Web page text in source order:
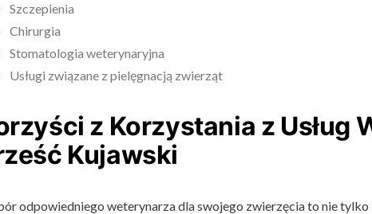
Szczepienia
Chirurgia
Stomatologia weterynaryjna
Usługi związane z pielęgnacją zwierząt
z Korzystania z Usług
Kujawski
odpowiedniego weterynarza dla swojego zwierzęcia to nie tylko